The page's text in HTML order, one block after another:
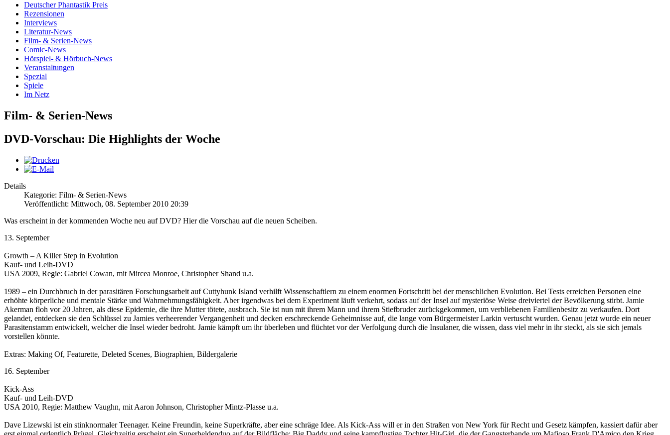
Deutscher Phantastik Preis
Rezensionen
Interviews
Literatur-News
Film- & Serien-News
Comic-News
Hörspiel- & Hörbuch-News
Veranstaltungen
Spezial
Spiele
Im Netz
Film- & Serien-News
DVD-Vorschau: Die Highlights der Woche
Details
Kategorie: Film- & Serien-News
Veröffentlicht: Mittwoch, 08. September 2010 20:39
Was erscheint in der kommenden Woche neu auf DVD? Hier die Vorschau auf die neuen Scheiben.
13. September
Growth – A Killer Step in Evolution
Kauf- und Leih-DVD
USA 2009, Regie: Gabriel Cowan, mit Mircea Monroe, Christopher Shand u.a.
1989 – ein Durchbruch in der parasitären Forschungsarbeit auf Cuttyhunk Island verhilft Wissenschaftlern zu einem enormen Fortschritt bei der menschlichen Evolution. Bei Tests erreichen Personen eine
erhöhte körperliche und mentale Stärke und Wahrnehmungsfähigkeit. Aber irgendwas bei dem Experiment läuft verkehrt, sodass auf der Insel auf mysteriöse Weise dreiviertel der Bevölkerung stirbt. Jamie
Akerman floh vor 20 Jahren, als diese Epidemie, die ihre Mutter tötete, ausbrach. Sie ist nun mit ihrem Mann und ihrem Stiefbruder zurückgekommen, um verbliebenen Familienbesitz zu verkaufen. Dort
gelandet, entdecken sie den Schlüssel zu Jamies verheerender Vergangenheit und decken erschreckende Geheimnisse auf, die lange vom Bürgermeister Larkin vertuscht wurden. Genau jetzt wurde ein neuer
Parasitenstamm entwickelt, welcher die Insel wieder bedroht. Jamie kämpft um ihr überleben und flüchtet vor der Verfolgung durch die Insulaner, die wissen, dass viel mehr in ihr steckt, als sie sich jemals
vorstellen könnte.
Extras: Making Of, Featurette, Deleted Scenes, Biographien, Bildergalerie
16. September
Kick-Ass
Kauf- und Leih-DVD
USA 2010, Regie: Matthew Vaughn, mit Aaron Johnson, Christopher Mintz-Plasse u.a.
Dave Lizewski ist ein stinknormaler Teenager. Keine Freundin, keine Superkräfte, aber eine schräge Idee. Als Kick-Ass will er in den Straßen von New York für Recht und Gesetz kämpfen, kassiert dafür aber